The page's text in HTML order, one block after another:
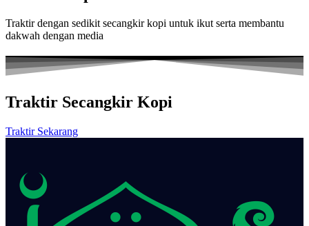
Traktir dengan sedikit secangkir kopi untuk ikut serta membantu
dakwah dengan media
Traktir Secangkir Kopi
Traktir Sekarang